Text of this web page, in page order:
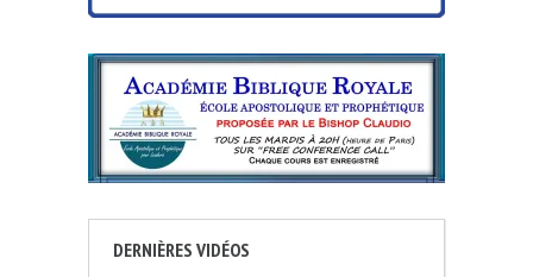
DERNIÈRES VIDÉOS